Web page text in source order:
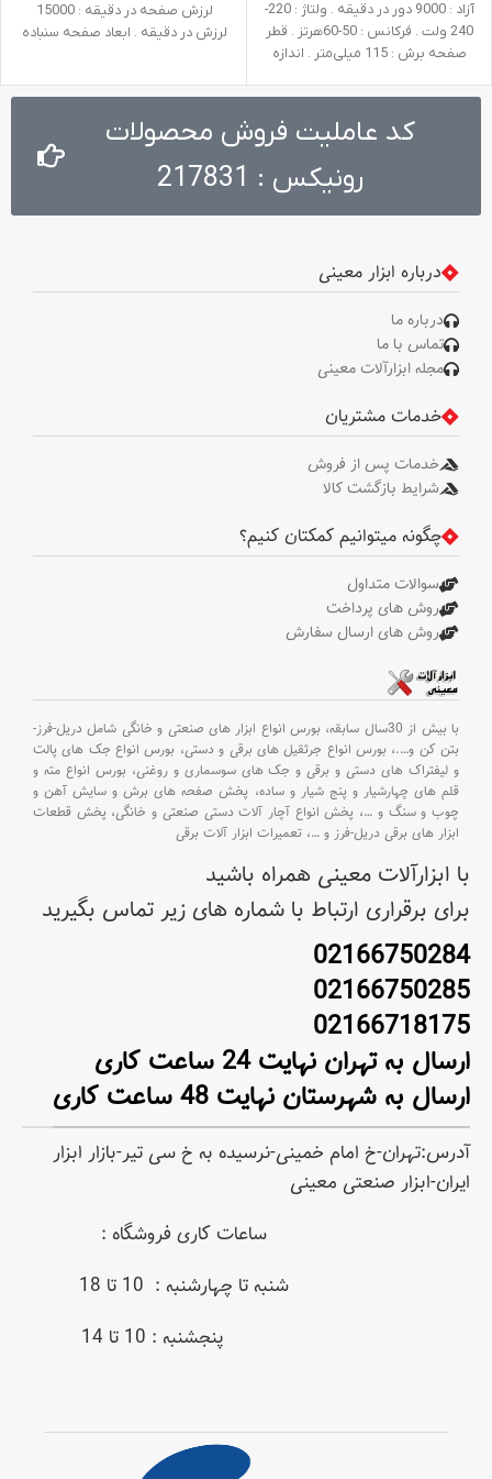
آزاد : 9000 دور در دقیقه . ولتاژ : 220-
240 ولت . فرکانس : 50-60هرتز . قطر
صفحه برش : 115 میلی‌متر . اندازه
متعلقات : دسته جانبی طراحی شده
توسط رونیکس، گارد، آچار صفحه،
آچار آلن
لرزش صفحه در دقیقه : 15000
لرزش در دقیقه . ابعاد صفحه سنباده
سنباده، پد اسفنجی
کد عاملیت فروش محصولات
رونیکس : 217831
درباره ابزار معینی
درباره ما
تماس با ما
مجله ابزارآلات معینی
خدمات مشتریان
خدمات پس از فروش
شرایط بازگشت کالا
چگونه میتوانیم کمکتان کنیم؟
سوالات متداول
روش های پرداخت
روش های ارسال سفارش
با بیش از 30سال سابقه،
بورس انواع ابزار های صنعتی و خانگی شامل دریل-فرز-
بتن کن و….، بورس انواع جرثقیل های برقی و دستی، بورس انواع جک های پالت
و لیفتراک های دستی و برقی و جک های سوسماری و روغنی، بورس انواع مته و
قلم های چهارشیار و پنج شیار و ساده، پخش صفحه های برش و سایش آهن و
چوب و سنگ و …، پخش انواع آچار آلات دستی صنعتی و خانگی، پخش قطعات
ابزار های برقی دریل-فرز و …، تعمیرات ابزار آلات برقی
با ابزارآلات معینی همراه باشید
برای برقراری ارتباط با شماره های زیر تماس بگیرید
02166750284
02166750285
02166718175
ارسال به تهران نهایت 24 ساعت کاری
ارسال به شهرستان نهایت 48 ساعت کاری
آدرس:تهران-خ امام خمینی-نرسیده به خ سی تیر-بازار ابزار
ایران-ابزار صنعتی معینی
ساعات کاری فروشگاه :
شنبه تا چهارشنبه : 10 تا 18
پنجشنبه : 10 تا 14